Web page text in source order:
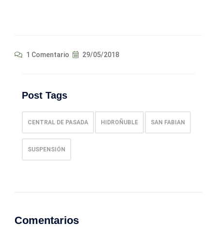
1 Comentario 29/05/2018
Post Tags
CENTRAL DE PASADA HIDROÑUBLE SAN FABIAN
SUSPENSIÓN
Comentarios